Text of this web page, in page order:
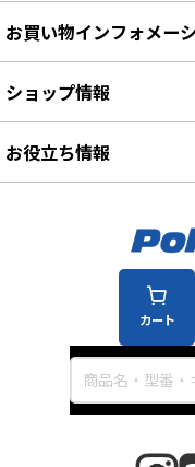
カート
お買い物インフォメー
ショップ情報
お役立ち情報